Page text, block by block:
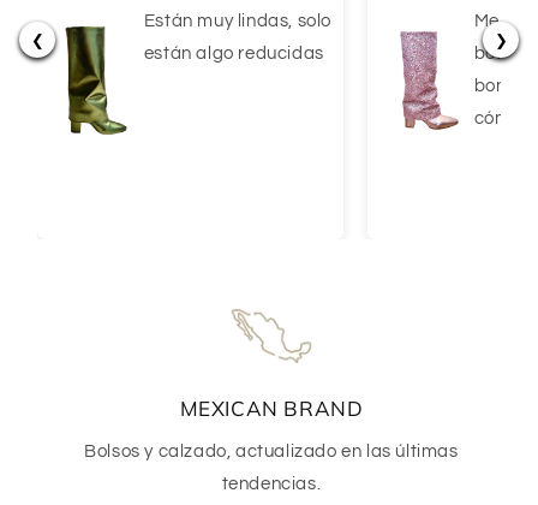
❮ ❯
Están muy lindas, solo
están algo reducidas
Me
botas!
bonito
MEXICAN BRAND
Bolsos y calzado, actualizado en las últimas
tendencias.